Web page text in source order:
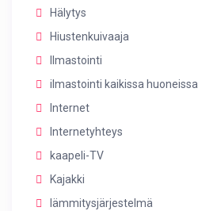
Hälytys
Hiustenkuivaaja
Ilmastointi
ilmastointi kaikissa huoneissa
Internet
Internetyhteys
kaapeli-TV
Kajakki
lämmitysjärjestelmä